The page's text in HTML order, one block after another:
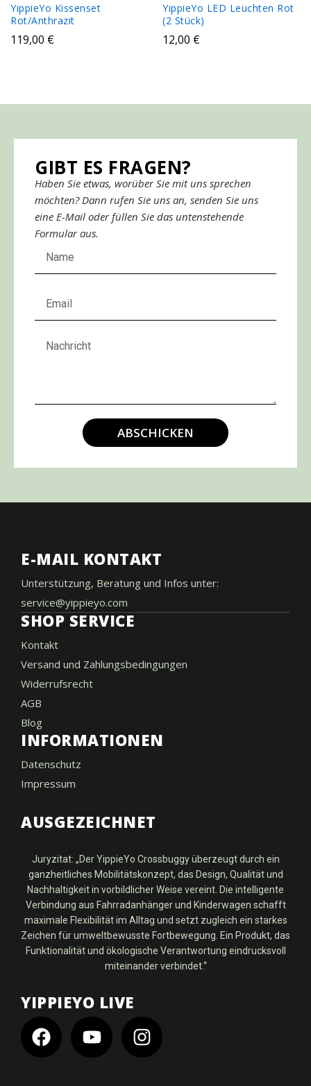
YippieYo Kissenset
Rot/Anthrazit
119,00 €
YippieYo LED Leuchten Rot
(2 Stück)
12,00 €
GIBT ES FRAGEN?
Haben Sie etwas, worüber Sie mit uns sprechen
möchten? Dann rufen Sie uns an, senden Sie uns
eine E-Mail oder füllen Sie das untenstehende
Formular aus.
ABSCHICKEN
E-MAIL KONTAKT
Unterstützung, Beratung und Infos unter:
service@yippieyo.com
SHOP SERVICE
Kontakt
Versand und Zahlungsbedingungen
Widerrufsrecht
AGB
Blog
INFORMATIONEN
Datenschutz
Impressum
AUSGEZEICHNET
Juryzitat: „Der YippieYo Crossbuggy überzeugt durch ein
ganzheitliches Mobilitätskonzept, das Design, Qualität und
Nachhaltigkeit in vorbildlicher Weise vereint. Die intelligente
Verbindung aus Fahrradanhänger und Kinderwagen schafft
maximale Flexibilität im Alltag und setzt zugleich ein starkes
Zeichen für umweltbewusste Fortbewegung. Ein Produkt, das
Funktionalität und ökologische Verantwortung eindrucksvoll
miteinander verbindet.“
YIPPIEYO LIVE